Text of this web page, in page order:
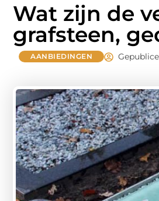
Wat zijn de
grafsteen,
AANBIEDINGEN